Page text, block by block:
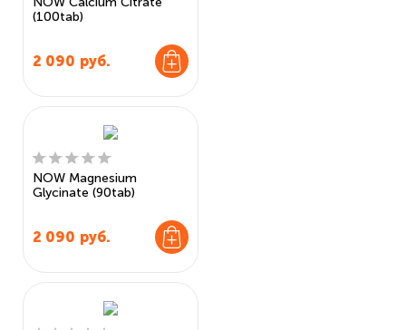
(100tab)
2 090 руб.
NOW Magnesium
Glycinate (90tab)
2 090 руб.